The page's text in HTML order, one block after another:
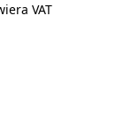
VAT